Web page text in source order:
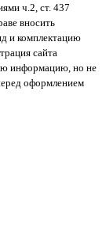
ч.2, ст. 437
вносить
и комплектацию
сайта
информацию, но не
оформлением